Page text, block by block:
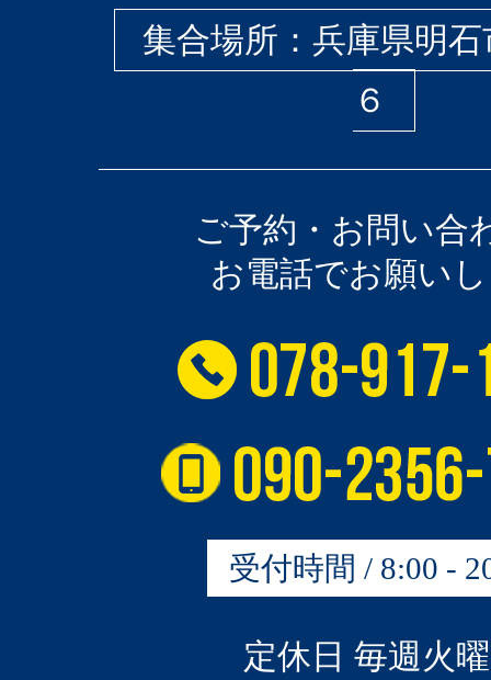
集合場所：兵庫県明
６
ご予約・お問い合
お電話でお願い
受付時間 / 8:00 -
定休日 毎週火